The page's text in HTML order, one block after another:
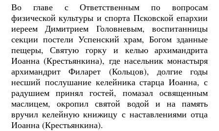
Во главе с Ответственным по вопросам
физической культуры и спорта Псковской епархии
иереем Димитрием Головневым, воспитанницы
секции постели Успенский храм, Богом зданные
пещеры, Святую горку и келью архимандрита
Иоанна (Крестьянкина), где насельник монастыря
архимандрит Филарет (Кольцов), долгие годы
несший послушание келейника старца Иоанна, с
радушием принял гостей, помазал освященным
маслицем, окропил святой водой и на память
вручил келейную книжицу с наставлениями отца
Иоанна (Крестьянкина).